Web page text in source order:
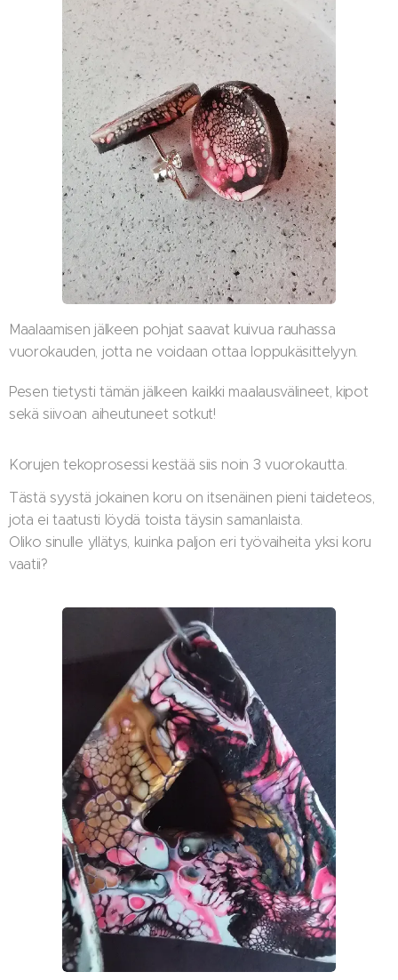
Maalaamisen jälkeen pohjat saavat kuivua rauhassa
vuorokauden, jotta ne voidaan ottaa loppukäsittelyyn.
Pesen tietysti tämän jälkeen kaikki maalausvälineet, kipot
sekä siivoan aiheutuneet sotkut!
Korujen tekoprosessi kestää siis noin 3 vuorokautta.
Tästä syystä jokainen koru on itsenäinen pieni taideteos,
jota ei taatusti löydä toista täysin samanlaista.
Oliko sinulle yllätys, kuinka paljon eri työvaiheita yksi koru
vaatii?